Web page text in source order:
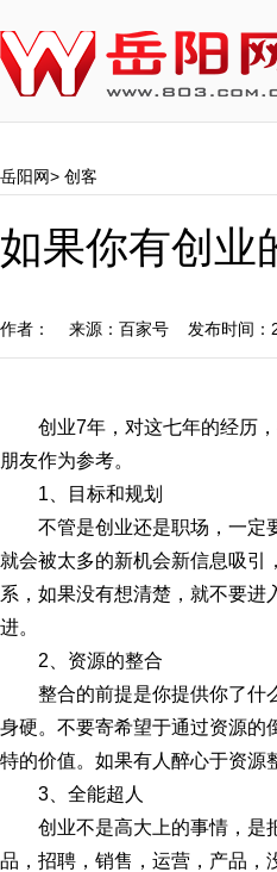
岳阳网> 创客
如果你有创业
作者： 来源：百家号 发布时间：
创业7年，对这七年的经历
朋友作为参考。
1、目标和规划
不管是创业还是职场，一定
就会被太多的新机会新信息吸引
系，如果没有想清楚，就不要进
进。
2、资源的整合
整合的前提是你提供你了什
身硬。不要寄希望于通过资源的
特的价值。如果有人醉心于资源
3、全能超人
创业不是高大上的事情，是
品，招聘，销售，运营，产品，